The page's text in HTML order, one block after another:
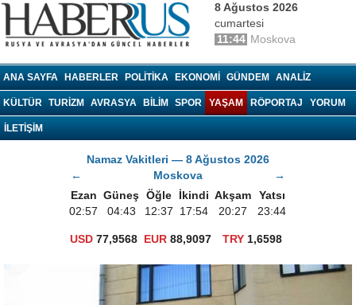
8 Ağustos 2026
cumartesi
11:44 Moskova
ANA SAYFA HABERLER POLITIKA EKONOMI GÜNDEM ANALIZ
KÜLTÜR TURIZM AVRASYA BILIM SPOR YAŞAM RÖPORTAJ YORUM
İLETİŞİM
Namaz Vakitleri — 8 Ağustos 2026
←
Moskova
→
Ezan Güneş Öğle İkindi Akşam
Yatsı
02:57
04:43 12:37 17:54 20:27 23:44
USD 77,9568 EUR 88,9097 TRY1,6598